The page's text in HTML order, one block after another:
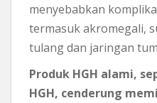
menyebabkan
termasuk akromegali,
tulang dan jaringan
Produk HGH alami,
HGH, cenderung